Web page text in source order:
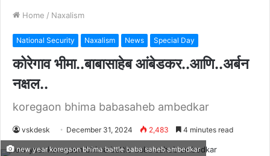
Home / Naxalism
National Security Naxalism News Special Day
कोरेगाव भीमा..बाबासाहेब आंबेडकर..आणि..अर्बन
नक्षल..
koregaon bhima babasaheb ambedkar
vskdesk December 31, 2024 2,483 4 minutes read
new year koregaon bhima battle baba saheb ambedkar